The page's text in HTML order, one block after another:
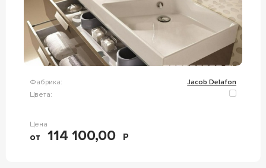
Фабрика:
Jacob Delafon
Цвета:
Цена
от 114 100,00 Р